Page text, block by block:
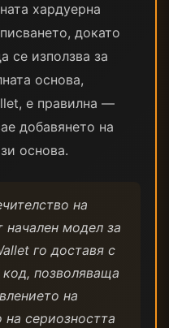
хардуерна
докато
се използва за
основа,
е правилна —
добавянето на
основа.
на
начален модел за
го доставя с
позволяваща
на
сериозността